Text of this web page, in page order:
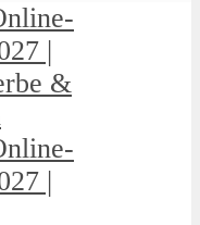
|
&
|